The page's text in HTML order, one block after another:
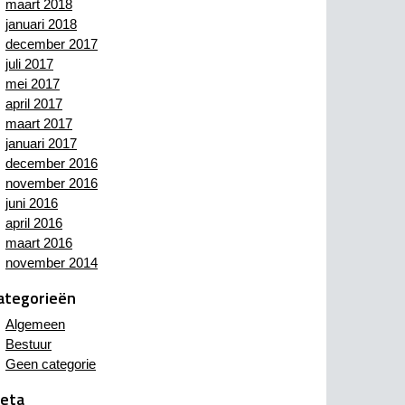
maart 2018
januari 2018
december 2017
juli 2017
mei 2017
april 2017
maart 2017
januari 2017
december 2016
november 2016
juni 2016
april 2016
maart 2016
november 2014
Algemeen
Bestuur
Geen categorie